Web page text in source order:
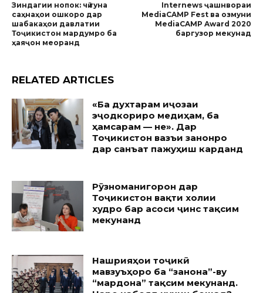
Зиндагии нопок: чӣ гуна
саҳнаҳои ошкоро дар
шабакаҳои давлатии
Тоҷикистон мардумро ба
ҳаяҷон меоранд
Internews ҷашнвораи
MediaCAMP Fest ва озмуни
MediaCAMP Award 2020
баргузор мекунад
RELATED ARTICLES
«Ба духтарам иҷозаи
эҷодкориро медиҳам, ба
ҳамсарам — не». Дар
Тоҷикистон вазъи занонро
дар санъат пажуҳиш карданд
Рӯзноманигорон дар
Тоҷикистон вақти холии
худро бар асоси ҷинс тақсим
мекунанд
Нашрияҳои тоҷикӣ
мавзуъҳоро ба “занона”-ву
“мардона” тақсим мекунанд.